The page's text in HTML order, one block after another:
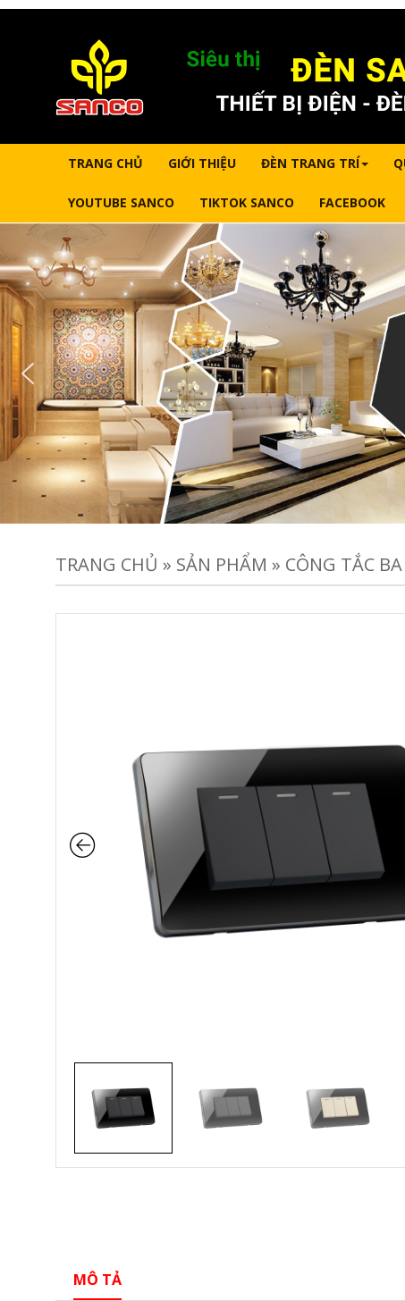
TRANG CHỦ GIỚI THIỆU ĐÈN TRANG TRÍ
YOUTUBE SANCO TIKTOK SANCO FACEBOOK
TRANG CHỦ » SẢN PHẨM » CÔNG TẮC
MÔ TẢ